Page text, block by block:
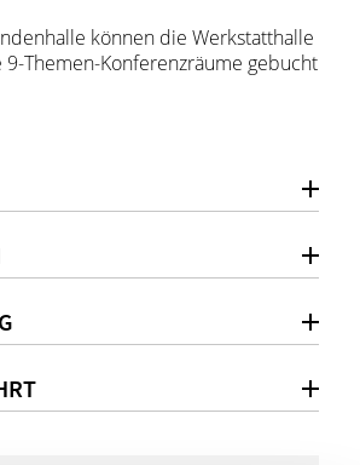
können die Werkstatthalle
9-Themen-Konferenzräume gebucht